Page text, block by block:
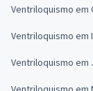
Ventriloquismo em
Ventriloquismo em
Ventriloquismo em